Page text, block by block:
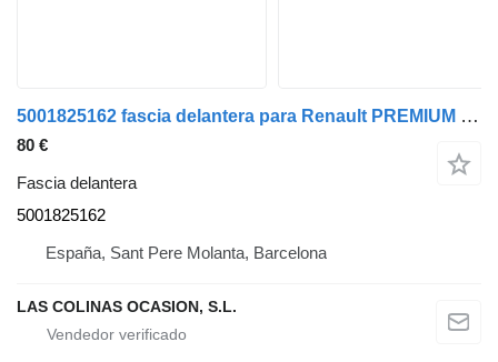
5001825162 fascia delantera para Renault PREMIUM Lander camión
80 €
Fascia delantera
5001825162
España, Sant Pere Molanta, Barcelona
LAS COLINAS OCASION, S.L.